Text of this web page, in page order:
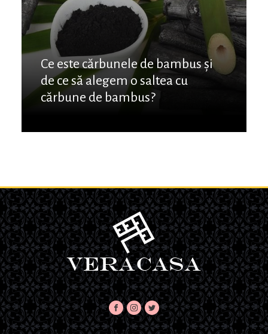
Ce este cărbunele de bambus și
de ce să alegem o saltea cu
cărbune de bambus?